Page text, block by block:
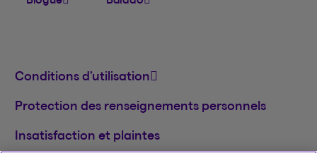
Conditions d’utilisation
Protection des renseignements personnels
Insatisfaction et plaintes